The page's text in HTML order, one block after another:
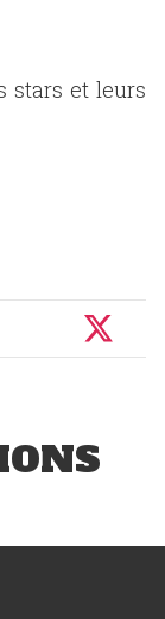
stars et leurs